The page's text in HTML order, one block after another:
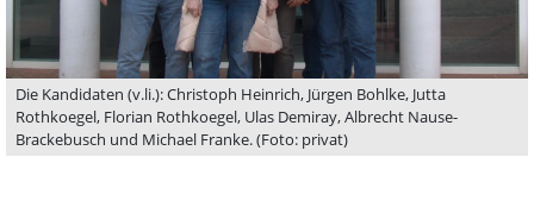
Die Kandidaten (v.li.): Christoph Heinrich, Jürgen Bohlke, Jutta
Rothkoegel, Florian Rothkoegel, Ulas Demiray, Albrecht Nause-
Brackebusch und Michael Franke. (Foto: privat)